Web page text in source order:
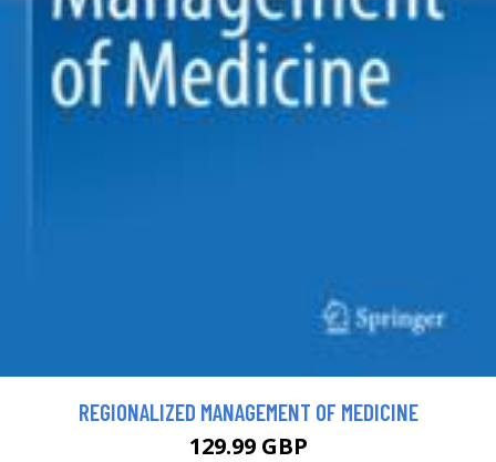
REGIONALIZED MANAGEMENT OF MEDICINE
129.99 GBP